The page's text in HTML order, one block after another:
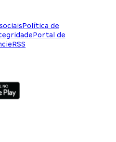
Política de
Portal de
RSS